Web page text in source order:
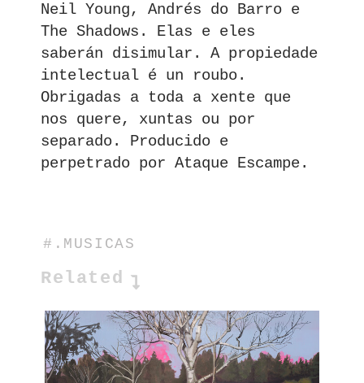
Neil Young, Andrés do Barro e
The Shadows. Elas e eles
saberán disimular. A propiedade
intelectual é un roubo.
Obrigadas a toda a xente que
nos quere, xuntas ou por
separado. Producido e
perpetrado por Ataque Escampe.
#.MUSICAS
Related